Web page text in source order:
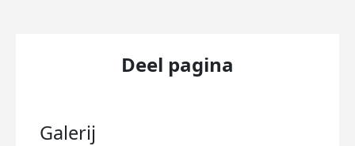
Deel pagina
Galerij